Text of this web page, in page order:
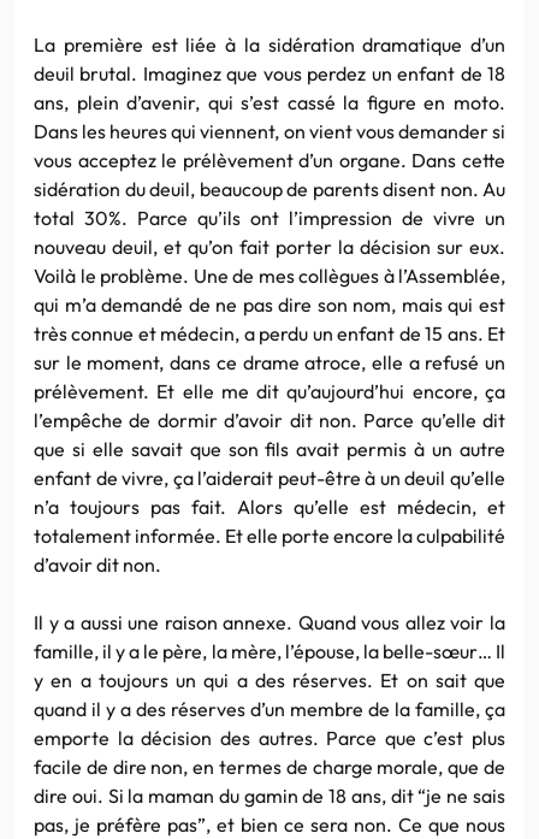
La première est liée à la sidération dramatique d’un
deuil brutal. Imaginez que vous perdez un enfant de 18
ans, plein d’avenir, qui s’est cassé la figure en moto.
Dans les heures qui viennent, on vient vous demander si
vous acceptez le prélèvement d’un organe. Dans cette
sidération du deuil, beaucoup de parents disent non. Au
total 30%. Parce qu’ils ont l’impression de vivre un
nouveau deuil, et qu’on fait porter la décision sur eux.
Voilà le problème. Une de mes collègues à l’Assemblée,
qui m’a demandé de ne pas dire son nom, mais qui est
très connue et médecin, a perdu un enfant de 15 ans. Et
sur le moment, dans ce drame atroce, elle a refusé un
prélèvement. Et elle me dit qu’aujourd’hui encore, ça
l’empêche de dormir d’avoir dit non. Parce qu’elle dit
que si elle savait que son fils avait permis à un autre
enfant de vivre, ça l’aiderait peut-être à un deuil qu’elle
n’a toujours pas fait. Alors qu’elle est médecin, et
totalement informée. Et elle porte encore la culpabilité
d’avoir dit non.
Il y a aussi une raison annexe. Quand vous allez voir la
famille, il y a le père, la mère, l’épouse, la belle-sœur… Il
y en a toujours un qui a des réserves. Et on sait que
quand il y a des réserves d’un membre de la famille, ça
emporte la décision des autres. Parce que c’est plus
facile de dire non, en termes de charge morale, que de
dire oui. Si la maman du gamin de 18 ans, dit “je ne sais
pas, je préfère pas”, et bien ce sera non. Ce que nous